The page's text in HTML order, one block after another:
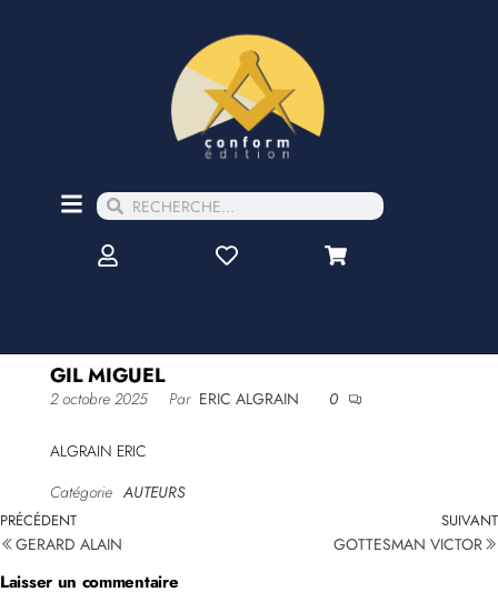
GIL MIGUEL
2 octobre 2025 Par ERIC ALGRAIN 0
ALGRAIN ERIC
Catégorie AUTEURS
PRÉCÉDENT
GERARD ALAIN
SUIVANT
GOTTESMAN VICTOR
Laisser un commentaire